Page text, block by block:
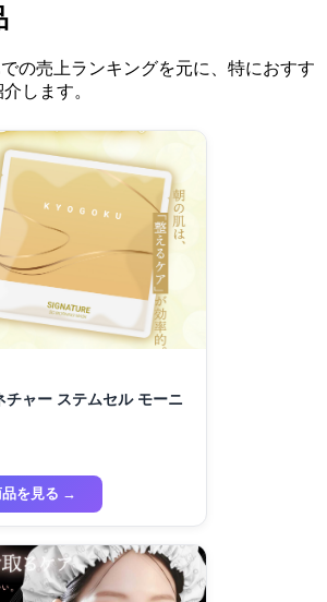
の売上ランキングを元に、特におすす
します。
ャー ステムセル モーニ
品を見る →